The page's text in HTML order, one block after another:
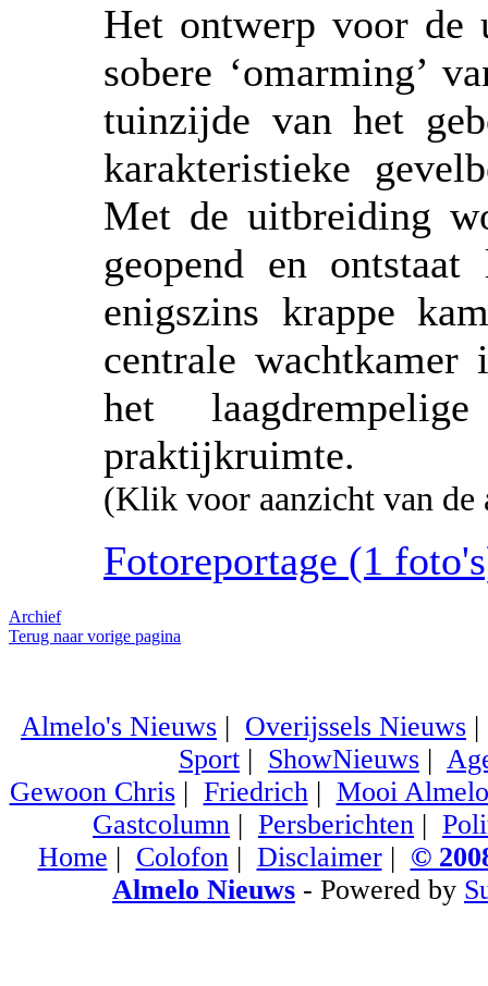
Het ontwerp voor de
sobere ‘omarming’
tuinzijde van het
karakteristieke
Met de uitbreiding
geopend en
enigszins krappe
centrale wachtkamer
het
praktijkruimte.
(Klik voor aanzicht van
Fotoreportage (1
Archief
Terug naar vorige pagina
Almelo's Nieuws | Overijssels Nieuws
Sport | ShowNieuws |
Gewoon Chris| Friedrich| Mooi Almelo
Gastcolumn | Persberichten |
Home | Colofon| Disclaimer| ©
Almelo Nieuws - Powered by